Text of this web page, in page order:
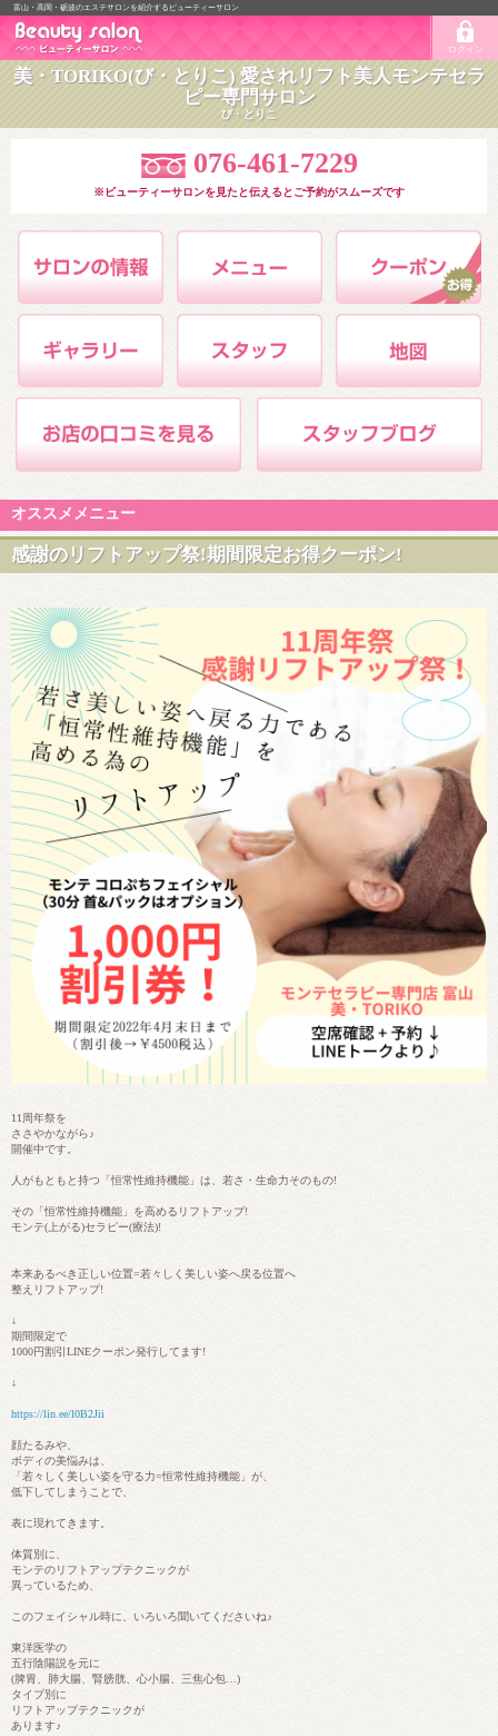
富山・高岡・砺波のエステサロンを紹介するビューティーサロン
ログイン
美・TORIKO(び・とりこ) 愛されリフト美人モンテセラ
ピー専門サロン
び・とりこ
076-461-7229
※ビューティーサロンを見たと伝えるとご予約がスムーズです
オススメメニュー
感謝のリフトアップ祭!期間限定お得クーポン!
11周年祭を
ささやかながら♪
開催中です。
人がもともと持つ「恒常性維持機能」は、若さ・生命力そのもの!
その「恒常性維持機能」を高めるリフトアップ!
モンテ(上がる)セラピー(療法)!
本来あるべき正しい位置=若々しく美しい姿へ戻る位置へ
整えリフトアップ!
↓
期間限定で
1000円割引LINEクーポン発行してます!
↓
https://lin.ee/l0B2Jii
顔たるみや、
ボディの美悩みは、
「若々しく美しい姿を守る力=恒常性維持機能」が、
低下してしまうことで、
表に現れてきます。
体質別に、
モンテのリフトアップテクニックが
異っているため、
このフェイシャル時に、いろいろ聞いてくださいね♪
東洋医学の
五行陰陽説を元に
(脾胃、肺大腸、腎膀胱、心小腸、三焦心包…)
タイプ別に
リフトアップテクニックが
あります♪